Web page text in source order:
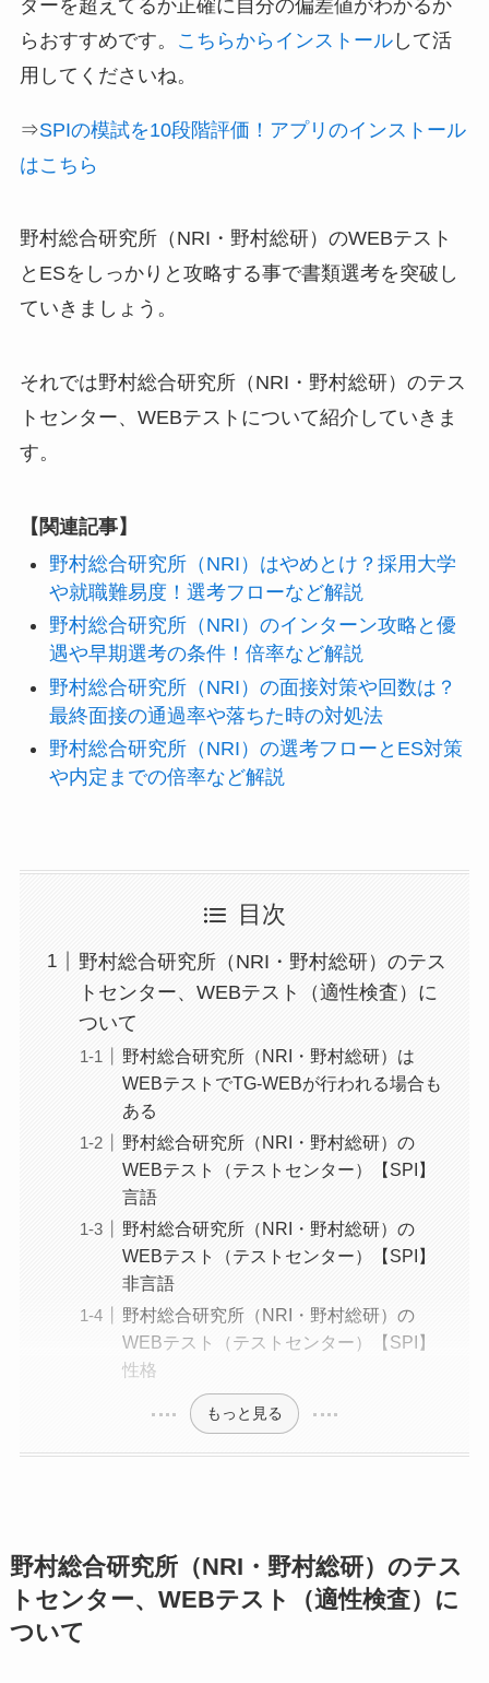
ダーを超えてるか正確に自分の偏差値がわかるか
らおすすめです。
こちらからインストールして活
用してくださいね。
⇒SPIの模試を10段階評価！アプリのインストール
はこちら
野村総合研究所（NRI・野村総研）のWEBテスト
とESをしっかりと攻略する事で書類選考を突破し
ていきましょう。
それでは野村総合研究所（NRI・野村総研）のテス
トセンター、WEBテストについて紹介していきま
す。
【関連記事】
野村総合研究所（NRI）はやめとけ？採用大学
や就職難易度！選考フローなど解説
野村総合研究所（NRI）のインターン攻略と優
遇や早期選考の条件！倍率など解説
野村総合研究所（NRI）の面接対策や回数は？
最終面接の通過率や落ちた時の対処法
野村総合研究所（NRI）の選考フローとES対策
や内定までの倍率など解説
目次
野村総合研究所（NRI・野村総研）のテス
トセンター、WEBテスト（適性検査）に
ついて
野村総合研究所（NRI・野村総研）は
WEBテストでTG-WEBが行われる場合も
ある
野村総合研究所（NRI・野村総研）の
WEBテスト（テストセンター）【SPI】
言語
野村総合研究所（NRI・野村総研）の
WEBテスト（テストセンター）【SPI】
非言語
野村総合研究所（NRI・野村総研）の
WEBテスト（テストセンター）【SPI】
性格
もっと見る
野村総合研究所（NRI・野村総研）のテス
トセンター、WEBテスト（適性検査）に
ついて